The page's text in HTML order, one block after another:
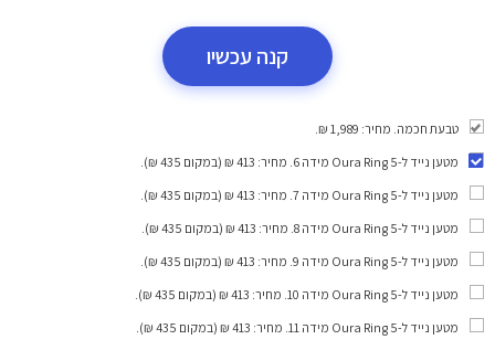
קנה עכשיו
טבעת חכמה. מחיר: 1,989 ₪.
מטען נייד ל-Oura Ring 5 מידה 6
. מחיר: 413 ₪ (במקום 435 ₪).
מטען נייד ל-Oura Ring 5 מידה 7
. מחיר: 413 ₪ (במקום 435 ₪).
מטען נייד ל-Oura Ring 5 מידה 8
. מחיר: 413 ₪ (במקום 435 ₪).
מטען נייד ל-Oura Ring 5 מידה 9
. מחיר: 413 ₪ (במקום 435 ₪).
מטען נייד ל-Oura Ring 5 מידה 10
. מחיר: 413 ₪ (במקום 435 ₪).
מטען נייד ל-Oura Ring 5 מידה 11
. מחיר: 413 ₪ (במקום 435 ₪).